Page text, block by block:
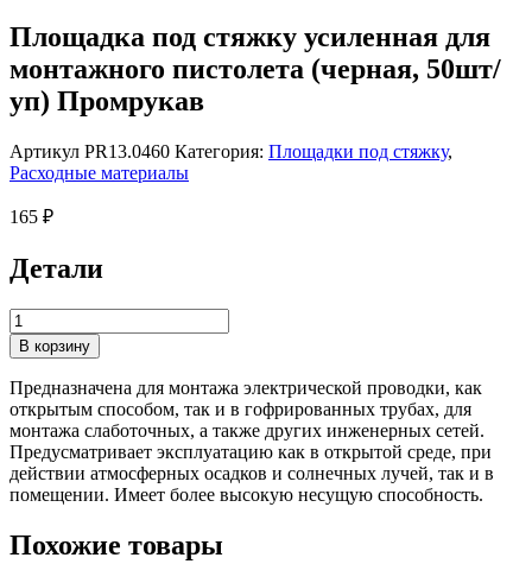
Площадка под стяжку усиленная для
монтажного пистолета (черная, 50шт/
уп) Промрукав
Артикул PR13.0460 Категория: Площадки под стяжку,
Расходные материалы
165 ₽
Детали
Количество
товара
Площадка
под
стяжку
усиленная
для
монтажного
пистолета
(черная,
50шт/
уп)
В корзину
Предназначена для монтажа электрической проводки, как
открытым способом, так и в гофрированных трубах, для
монтажа слаботочных, а также других инженерных сетей.
Предусматривает эксплуатацию как в открытой среде, при
действии атмосферных осадков и солнечных лучей, так и в
помещении. Имеет более высокую несущую способность.
Похожие товары